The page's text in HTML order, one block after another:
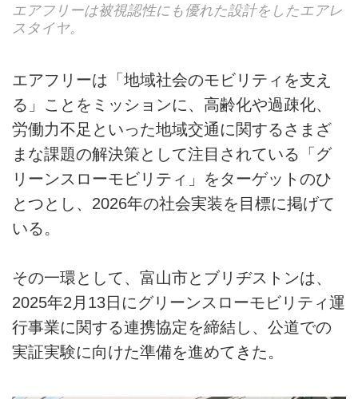
エアフリーは被視認性にも優れた設計をしたエアレ
スタイヤ。
エアフリーは「地域社会のモビリティを支え
る」ことをミッションに、高齢化や過疎化、
労働力不足といった地域交通に関するさまざ
まな課題の解決策として注目されている「グ
リーンスローモビリティ」をターゲットのひ
とつとし、2026年の社会実装を目標に掲げて
いる。
その一環として、富山市とブリヂストンは、
2025年2月13日にグリーンスローモビリティ運
行事業に関する連携協定を締結し、公道での
実証実験に向けた準備を進めてきた。